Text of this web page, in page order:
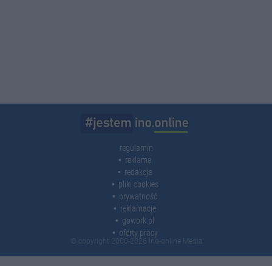
regulamin
reklama
redakcja
pliki cookies
prywatność
reklamacje
gowork.pl
oferty pracy
© copyright 2000-2026 Ino-online Media